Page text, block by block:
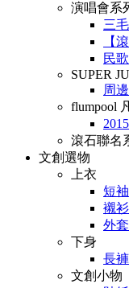
演唱會系
三
【
民
SUPER
周
flumpool
滾石聯名
文創選物
上衣
短
襯衫
外
下身
長褲
文創小物